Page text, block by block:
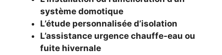
système domotique
L’étude personnalisée d’isolation
L’assistance urgence chauffe-eau ou
fuite hivernale